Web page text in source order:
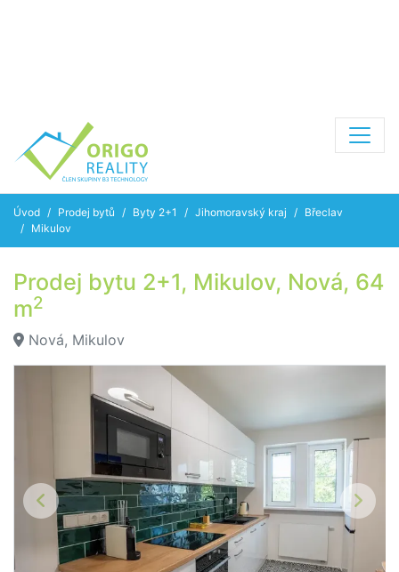
Úvod Prodej bytů Byty 2+1 Jihomoravský kraj
Břeclav
Mikulov
Prodej bytu 2+1, Mikulov, Nová, 64
m2
Nová, Mikulov
Předchozí Další